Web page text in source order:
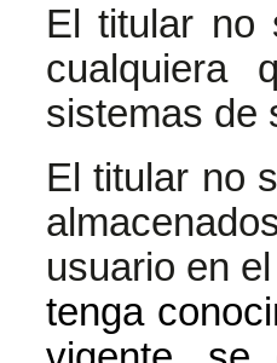
El titular no
cualquiera
sistemas de
El titular no
usuario en
tenga